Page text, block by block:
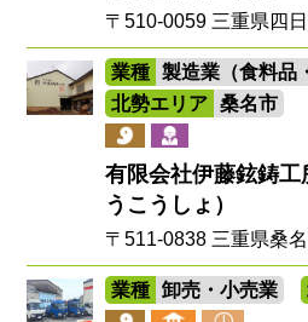
〒510-0059 三重県四
業種
製造業（食料品
北勢エリア
桑名市
有限会社伊藤鉉鋳
うこうしょ）
〒511-0838 三重県桑
業種 卸売・小売業